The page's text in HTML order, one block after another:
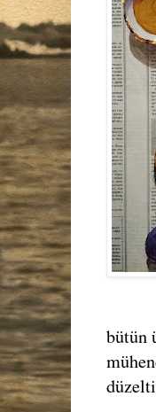
bütün